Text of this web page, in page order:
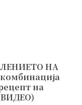
НА
на